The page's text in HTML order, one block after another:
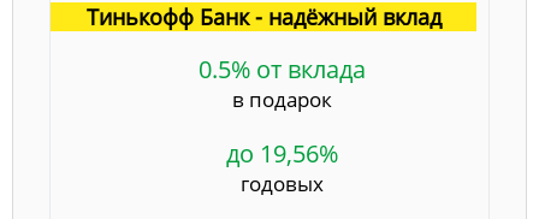
Тинькофф Банк - надёжный вклад
0.5% от вклада
в подарок
до 19,56%
годовых